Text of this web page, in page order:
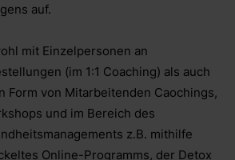
auf.
mit Einzelpersonen an
(im 1:1 Coaching) als auch
Form von Mitarbeitenden Caochings,
und im Bereich des
z.B. mithilfe
Online-Programms, der Detox